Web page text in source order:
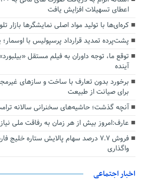
اعطای تسهیلات افزایش یافت
کره‌ای‌ها با تولید مواد اصلی نمایشگرها بازار
پشت‌پرده تمدید قرارداد پرسپولیس با
توقع ما، توجه داوران به فیلم مستقل
آینده
برخورد بدون تعارف با ساخت‌ و سازهای
برای صیانت از طبیعت
آنچه گذشت؛ حاشیه‌های سخنرانی سالانه
عارف:امروز بیش از هر زمان به رفاقت ملی
فروش ۷.۷ درصد سهام پالایش ستاره
واگذاری
اخبار اجتماعی